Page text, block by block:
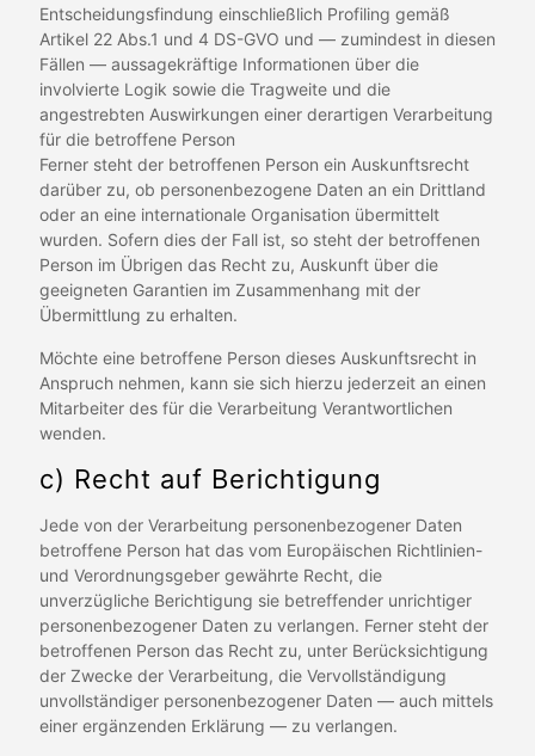
Entscheidungsfindung einschließlich Profiling gemäß
Artikel 22 Abs.1 und 4 DS-GVO und — zumindest in diesen
Fällen — aussagekräftige Informationen über die
involvierte Logik sowie die Tragweite und die
angestrebten Auswirkungen einer derartigen Verarbeitung
für die betroffene Person
Ferner steht der betroffenen Person ein Auskunftsrecht
darüber zu, ob personenbezogene Daten an ein Drittland
oder an eine internationale Organisation übermittelt
wurden. Sofern dies der Fall ist, so steht der betroffenen
Person im Übrigen das Recht zu, Auskunft über die
geeigneten Garantien im Zusammenhang mit der
Übermittlung zu erhalten.
Möchte eine betroffene Person dieses Auskunftsrecht in
Anspruch nehmen, kann sie sich hierzu jederzeit an einen
Mitarbeiter des für die Verarbeitung Verantwortlichen
wenden.
c) Recht auf Berichtigung
Jede von der Verarbeitung personenbezogener Daten
betroffene Person hat das vom Europäischen Richtlinien-
und Verordnungsgeber gewährte Recht, die
unverzügliche Berichtigung sie betreffender unrichtiger
personenbezogener Daten zu verlangen. Ferner steht der
betroffenen Person das Recht zu, unter Berücksichtigung
der Zwecke der Verarbeitung, die Vervollständigung
unvollständiger personenbezogener Daten — auch mittels
einer ergänzenden Erklärung — zu verlangen.